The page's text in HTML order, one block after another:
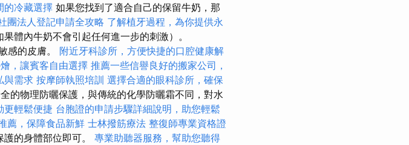
的冷藏選擇 如果您找到了適合自己的保留牛奶，那
團法人登記申請全攻略 了解植牙過程，為你提供永
體內牛奶不會引起任何進一步的刺激）。
感的皮膚。 附近牙科診所，方便快捷的口腔健康解
，讓賓客自由選擇 推薦一些信譽良好的搬家公司，
與需求 按摩師執照培訓 選擇合適的眼科診所，確保
的物理防曬保護，與傳統的化學防曬霜不同，對水
更輕鬆便捷 台胞證的申請步驟詳細說明，助您輕鬆
薦，保障食品新鮮 士林撥筋療法 整復師專業資格證
的身體部位即可。 專業助聽器服務，幫助您聽得